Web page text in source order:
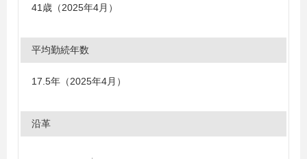
41歳（2025年4月）
平均勤続年数
17.5年（2025年4月）
沿革